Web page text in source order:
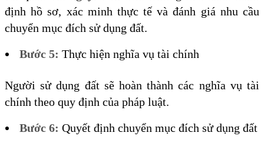
định hồ sơ, xác minh thực tế và đánh giá nhu cầu
chuyển mục đích sử dụng đất.
Bước 5: Thực hiện nghĩa vụ tài chính
Người sử dụng đất sẽ hoàn thành các nghĩa vụ tài
chính theo quy định của pháp luật.
Bước 6: Quyết định chuyển mục đích sử dụng đất